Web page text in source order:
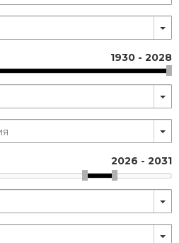
1930 - 2028
2026 - 2031